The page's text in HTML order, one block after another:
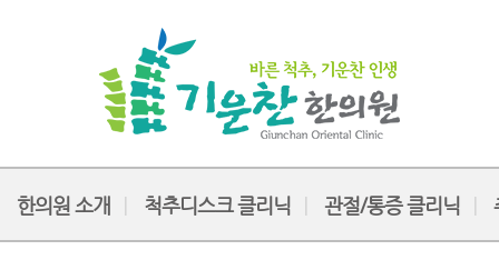
한의원 소개 척추디스크 클리닉 관절/통증 클리닉